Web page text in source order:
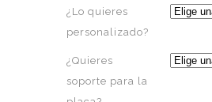
¿Lo quieres
personalizado?
¿Quieres
soporte para la